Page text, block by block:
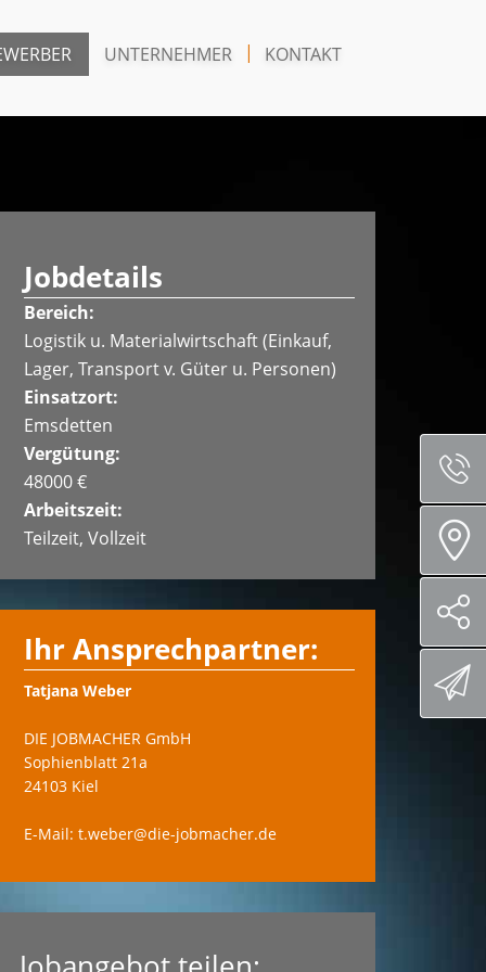
UNTERNEHMER KONTAKT
Jobdetails
Bereich:
Logistik u. Materialwirtschaft (Einkauf,
Lager, Transport v. Güter u. Personen)
Einsatzort:
Emsdetten
Vergütung:
48000 €
Arbeitszeit:
Teilzeit, Vollzeit
Ihr Ansprechpartner:
Tatjana Weber
DIE JOBMACHER GmbH
Sophienblatt 21a
24103 Kiel
E-Mail: t.weber@die-jobmacher.de